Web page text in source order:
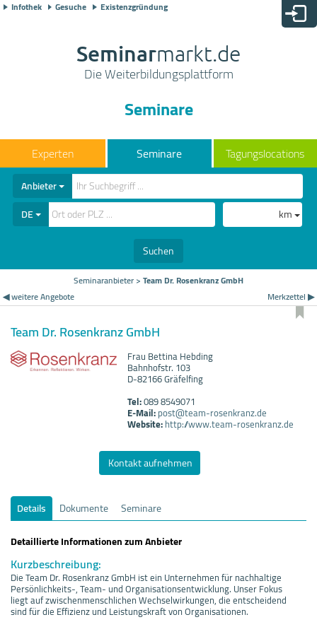
Infothek Gesuche Existenzgründung
Seminarmarkt.de
Die Weiterbildungsplattform
Seminare
Seminare Tagungslocations
Anbieter
DE
km
Suchen
Seminaranbieter>Team Dr. Rosenkranz GmbH
◀ weitere Angebote
Merkzettel ▶
Team Dr. Rosenkranz GmbH
Frau Bettina Hebding
Bahnhofstr. 103
D-82166 Gräfelfing
Tel:089 8549071
E-Mail:post@team-rosenkranz.de
Website:http://www.team-rosenkranz.de
Kontakt aufnehmen
Details Dokumente
Seminare
Detaillierte Informationen zum Anbieter
Kurzbeschreibung:
Die Team Dr. Rosenkranz GmbH ist ein Unternehmen für nachhaltige
Persönlichkeits-, Team- und Organisationsentwicklung. Unser Fokus
liegt auf zwischenmenschlichen Wechselwirkungen, die entscheidend
sind für die Effizienz und Leistungskraft von Organisationen.